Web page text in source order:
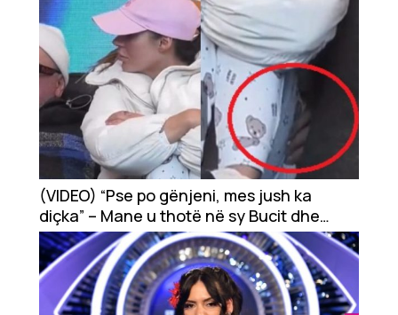
(VIDEO) “Pse po gënjeni, mes jush ka
diçka” – Mane u thotë në sy Bucit dhe
Santianës